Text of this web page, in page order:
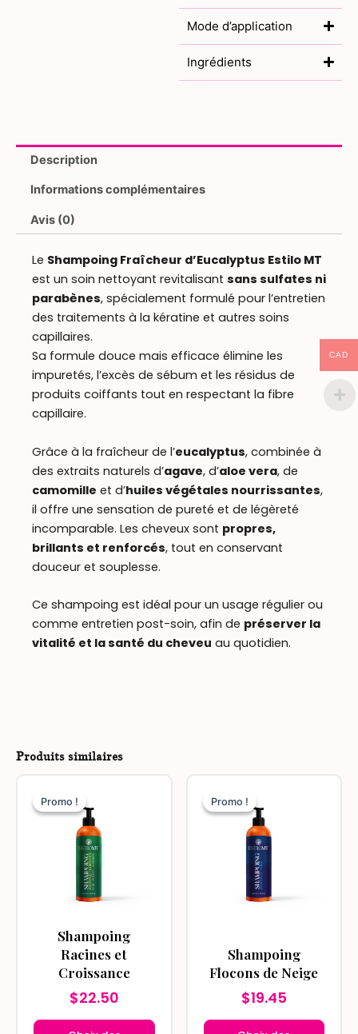
Mode d’application
Ingrédients
Description
Informations complémentaires
Avis (0)
Le Shampoing Fraîcheur d’Eucalyptus Estilo MT
est un soin nettoyant revitalisant sans sulfates ni
parabènes, spécialement formulé pour l’entretien
des traitements à la kératine et autres soins
capillaires.
Sa formule douce mais efficace élimine les
impuretés, l’excès de sébum et les résidus de
produits coiffants tout en respectant la fibre
capillaire.
Grâce à la fraîcheur de l’eucalyptus, combinée à
des extraits naturels d’agave, d’aloe vera, de
camomille et d’huiles végétales nourrissantes,
il offre une sensation de pureté et de légèreté
incomparable. Les cheveux sont propres,
brillants et renforcés, tout en conservant
douceur et souplesse.
Ce shampoing est idéal pour un usage régulier ou
comme entretien post-soin, afin de préserver la
vitalité et la santé du cheveu au quotidien.
Produits similaires
Promo !
Promo !
Shampoing
Racines et
Croissance
$22.50
a
plusieurs
variations.
Les
options
être
choisies
sur
la
Promo !
Promo !
Shampoing
Flocons de Neige
$19.45
a
plusieurs
options
choisies
sur
la
CAD